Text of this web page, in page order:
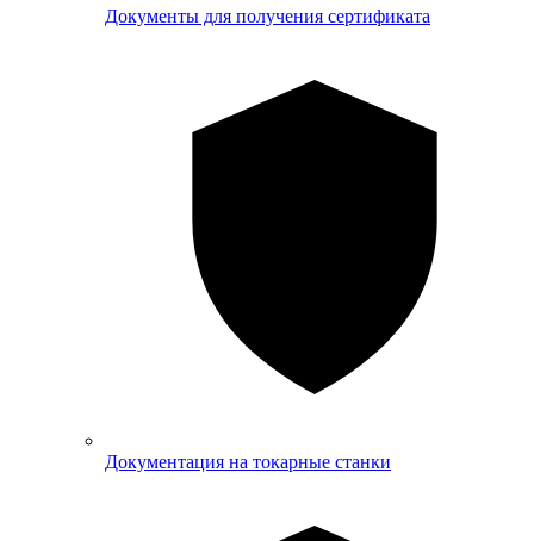
Документы для получения сертификата
Документация на токарные станки